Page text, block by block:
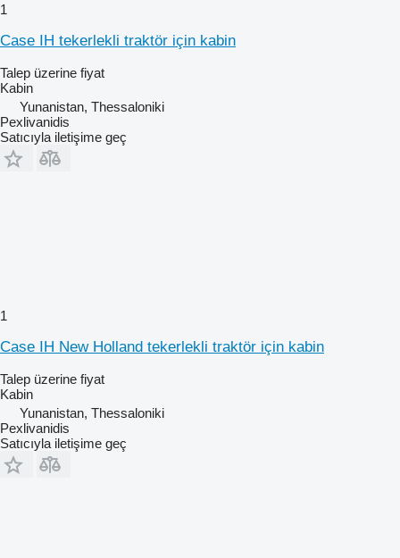
1
Case IH tekerlekli traktör için kabin
Talep üzerine fiyat
Kabin
Yunanistan, Thessaloniki
Pexlivanidis
Satıcıyla iletişime geç
1
Case IH New Holland tekerlekli traktör için kabin
Talep üzerine fiyat
Kabin
Yunanistan, Thessaloniki
Pexlivanidis
Satıcıyla iletişime geç